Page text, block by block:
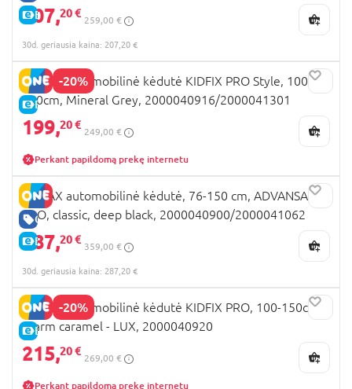
E-KAINA
207,20 €
259,00 €
30d. geriausia kaina: 207,20 €
-20%
E-KAINA
BRITAX automobilinė kėdutė KIDFIX PRO Style, 100-
150cm, Mineral Grey, 2000040916/2000041301
199,20 €
249,00 €
Perkant papildomą prekę internetu
GERA KAINA
E-KAINA
BRITAX automobilinė kėdutė, 76-150 cm, ADVANSAFIX
PRO, classic, deep black, 2000040900/2000041062
287,20 €
359,00 €
30d. geriausia kaina: 287,20 €
-20%
E-KAINA
BRITAX automobilinė kėdutė KIDFIX PRO, 100-150cm,
Warm caramel - LUX, 2000040920
215,20 €
269,00 €
Perkant papildomą prekę internetu